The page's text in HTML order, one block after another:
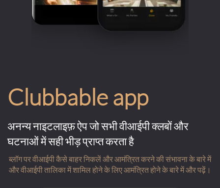
Clubbable app
अनन्य नाइटलाइफ़ ऐप जो सभी वीआईपी क्लबों और
घटनाओं में सही भीड़ प्राप्त करता है
ब्लॉग पर वीआईपी कैसे बाहर निकलें और आमंत्रित करने की संभावना के बारे में
और वीआईपी तालिका में शामिल होने के लिए आमंत्रित होने के बारे में और पढ़ें।